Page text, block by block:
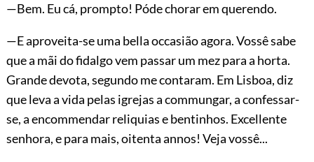
—Bem. Eu cá, prompto! Póde chorar em querendo.
—E aproveita-se uma bella occasião agora. Vossê sabe
que a mãi do fidalgo vem passar um mez para a horta.
Grande devota, segundo me contaram. Em Lisboa, diz
que leva a vida pelas igrejas a commungar, a confessar-
se, a encommendar reliquias e bentinhos. Excellente
senhora, e para mais, oitenta annos! Veja vossê...